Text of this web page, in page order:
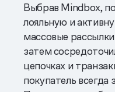
Выбрав Mindbox,
лояльную и
массовые
затем
цепочках и
покупатель всегда